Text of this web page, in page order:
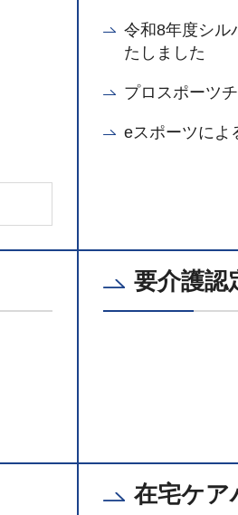
令和8年度シル
たしました
プロスポーツ
eスポーツによ
要介護認
在宅ケア